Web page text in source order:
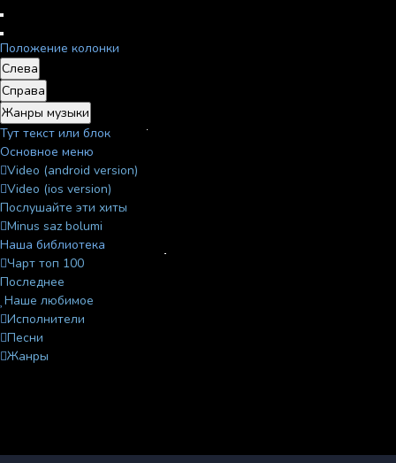
Положение колонки
Слева
Справа
Жанры музыки
Тут текст или блок
Основное меню
Video (android version)
Video (ios version)
Послушайте эти хиты
Minus saz bolumi
Наша библиотека
Чарт топ 100
Последнее
Наше любимое
Исполнители
Песни
Жанры